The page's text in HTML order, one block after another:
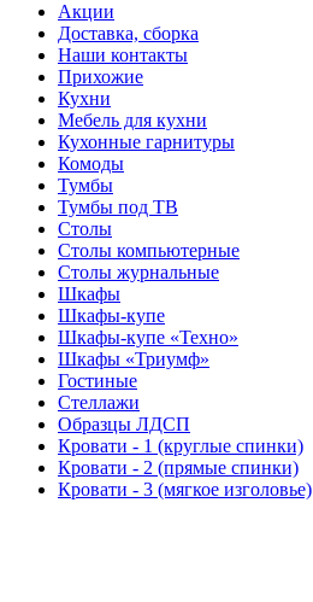
Акции
Доставка, сборка
Наши контакты
Прихожие
Кухни
Мебель для кухни
Кухонные гарнитуры
Комоды
Тумбы
Тумбы под ТВ
Столы
Столы компьютерные
Столы журнальные
Шкафы
Шкафы-купе
Шкафы-купе «Техно»
Шкафы «Триумф»
Гостиные
Стеллажи
Образцы ЛДСП
Кровати - 1 (круглые спинки)
Кровати - 2 (прямые спинки)
Кровати - 3 (мягкое изголовье)